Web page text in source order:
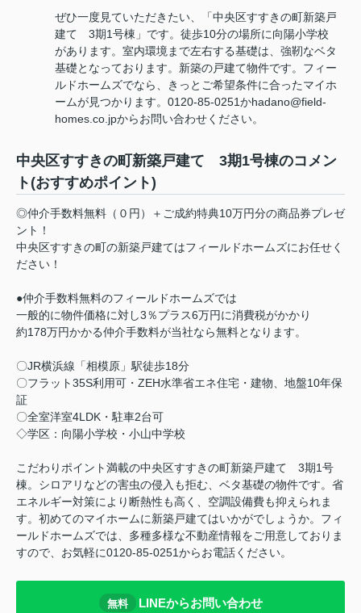
ぜひ一度見ていただきたい、「中央区すすきの町新築戸
建て 3期1号棟」です。徒歩10分の場所に向陽小学校
があります。室内環境まで左右する基礎は、強靭なベタ
基礎となっております。新築の戸建て物件です。フィー
ルドホームズでなら、きっとご希望条件に合ったマイホ
ームが見つかります。0120-85-0251かhadano@field-
homes.co.jpからお問い合わせください。
中央区すすきの町新築戸建て 3期1号棟のコメン
ト(おすすめポイント)
◎仲介手数料無料（０円）＋ご成約特典10万円分の商品券プレゼ
ント！
中央区すすきの町の新築戸建てはフィールドホームズにお任せく
ださい！
●仲介手数料無料のフィールドホームズでは
一般的に物件価格に対し3％プラス6万円に消費税がかかり
約178万円かかる仲介手数料が当社なら無料となります。
〇JR横浜線「相模原」駅徒歩18分
〇フラット35S利用可・ZEH水準省エネ住宅・建物、地盤10年保
証
〇全室洋室4LDK・駐車2台可
◇学区：向陽小学校・小山中学校
こだわりポイント満載の中央区すすきの町新築戸建て 3期1号
棟。シロアリなどの害虫の侵入も拒む、ベタ基礎の物件です。省
エネルギー対策により断熱性も高く、空調設備費も抑えられま
す。初めてのマイホームに新築戸建てはいかがでしょうか。フィ
ールドホームズでは、多種多様な不動産情報をご用意しておりま
すので、お気軽に0120-85-0251からお電話ください。
無料 LINEからお問い合わせ